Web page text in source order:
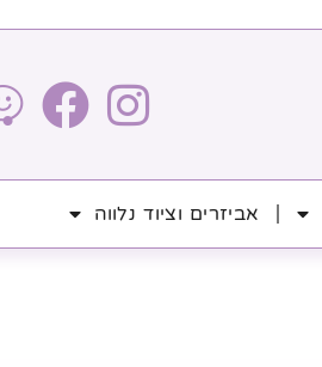
אביזרים וציוד נלווה